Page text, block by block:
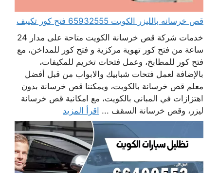
قص خرسانه بالليزر الكويت 65932555 فتح كور تكييف
خدمات شركة قص خرسانة الكويت متاحة على مدار 24
ساعة من فتح كور تهوية مركزية و فتح كور للمداخن، مع
فتح كور للمطابخ، وعمل فتحات تخريم للمكيفات،
بالإضافة لعمل فتحات شبابيك والابواب من قبل أفضل
معلم قص خرسانة بالكويت، ويمكننا قص خرسانة بدون
اهتزازات في المباني بالكويت، مع امكانية قص خرسانة
ليزر، وقص خرسانة السقف ... اقرأ المزيد